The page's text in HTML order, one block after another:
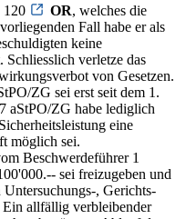
120
OR, welches die
Fall habe er als
keine
Schliesslich verletze das
von Gesetzen.
ZG sei erst seit dem 1.
aStPO/ZG habe lediglich
eine
möglich sei.
Beschwerdeführer 1
sei freizugeben und
, Gerichts-
Ein allfällig verbleibender